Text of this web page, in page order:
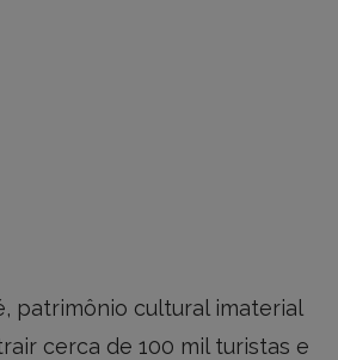
patrimônio cultural imaterial
cerca de 100 mil turistas e